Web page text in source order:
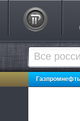
Газпромнефть